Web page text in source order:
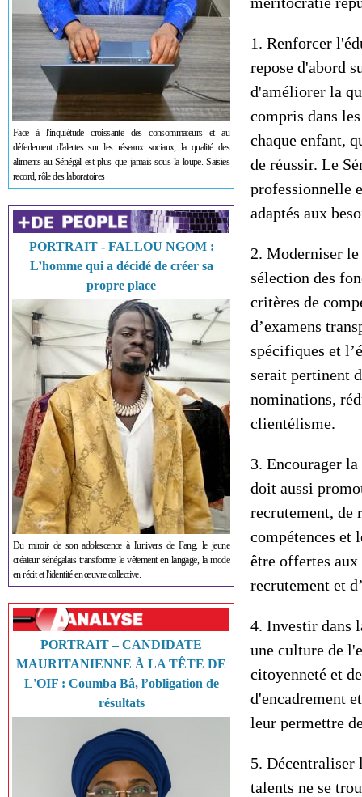
Face à l'inquiétude croissante des consommateurs et au
déferlement d'alertes sur les réseaux sociaux, la qualité des
aliments au Sénégal est plus que jamais sous la loupe. Saisies
record, rôle des laboratoires
PORTRAIT - FALLOU NGOM :
L’homme qui a décidé de créer sa
propre place
Du miroir de son adolescence à l'univers de Fang, le jeune
créateur sénégalais transforme le vêtement en langage, la mode
en récit et l'identité en œuvre collective.
PORTRAIT – CANDIDATE
MAURITANIENNE À LA TÊTE DE
L'OIF : Coumba Bâ, l’obligation de
résultats
1. Renforcer
repose d'abord
d'améliorer la
compris dans
chaque enfant,
de réussir. Le
professionnelle
adaptés aux
2. Moderniser
sélection des
critères de
d’examens
spécifiques et
serait pertinent
nominations,
clientélisme.
3. Encourager
doit aussi
recrutement, de
compétences et
être offertes
recrutement et
4. Investir dans
une culture de
citoyenneté et
d'encadrement
leur permettre
5. Décentraliser
talents ne se